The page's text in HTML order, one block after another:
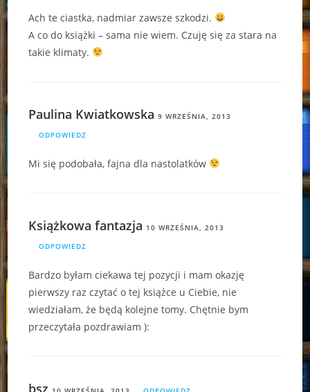
Ach te ciastka, nadmiar zawsze szkodzi.
A co do książki – sama nie wiem. Czuję się za stara na
takie klimaty.
Paulina Kwiatkowska 9 WRZEŚNIA, 2013
ODPOWIEDZ
Mi się podobała, fajna dla nastolatków
Książkowa fantazja 10 WRZEŚNIA, 2013
ODPOWIEDZ
Bardzo byłam ciekawa tej pozycji i mam okazję
pierwszy raz czytać o tej książce u Ciebie, nie
wiedziałam, że będą kolejne tomy. Chętnie bym
przeczytała pozdrawiam ):
bsz